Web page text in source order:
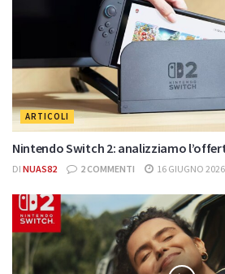
ARTICOLI
Nintendo Switch 2: analizziamo
DI NUAS82 2 COMMENTI 16 GIUGNO 2026